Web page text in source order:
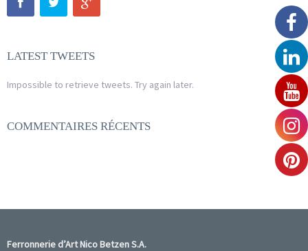
LATEST TWEETS
Impossible to retrieve tweets. Try again later.
COMMENTAIRES RÉCENTS
Ferronnerie d’Art Nico Betzen S.A.